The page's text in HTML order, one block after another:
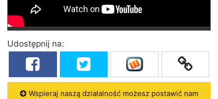
Udostępnij na:
Wspieraj naszą działalność możesz postawić nam